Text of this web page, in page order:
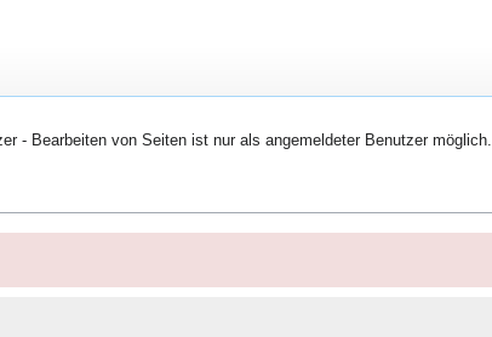
- Bearbeiten von Seiten ist nur als angemeldeter Benutzer möglich.